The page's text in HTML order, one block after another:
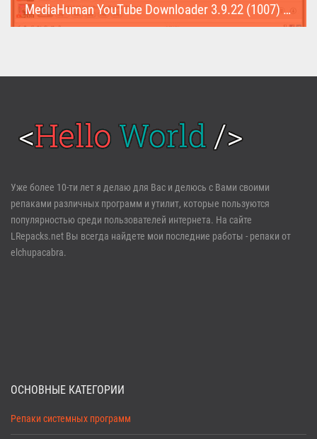
MediaHuman YouTube Downloader 3.9.22 (1007) (Repack & Portable)
Войти
Регистрация
Забыли пароль?
Уже более 10-ти лет я делаю для Вас и делюсь с Вами своими
репаками различных программ и утилит, которые пользуются
популярностью среди пользователей интернета. На сайте
LRepacks.net Вы всегда найдете мои последние работы - репаки от
elchupacabra.
ОСНОВНЫЕ КАТЕГОРИИ
Репаки системных программ